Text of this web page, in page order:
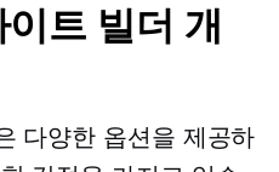
트 빌더 개
다양한 옵션을 제공하